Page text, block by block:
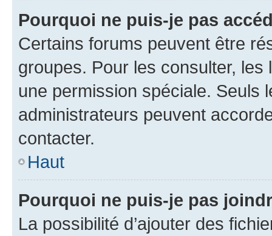
Pourquoi ne puis-je pas
Certains forums peuvent être
groupes. Pour les consulter,
une permission spéciale. Seuls
administrateurs peuvent
contacter.
Haut
Pourquoi ne puis-je pas
La possibilité d’ajouter des